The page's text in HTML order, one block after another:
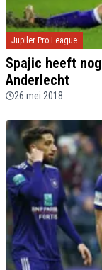
Jupiler Pro League
Spajic heeft
Anderlecht
26 mei 2018